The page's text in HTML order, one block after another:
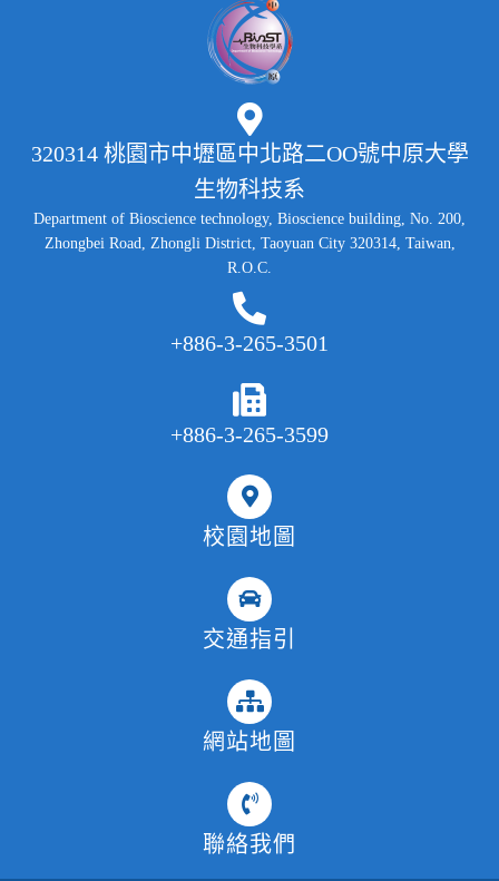
320314 桃園市中壢區中北路二OO號中原大學
生物科技系
Department of Bioscience technology, Bioscience building, No. 200,
Zhongbei Road, Zhongli District, Taoyuan City 320314, Taiwan,
R.O.C.
+886-3-265-3501
+886-3-265-3599
校園地圖
交通指引
網站地圖
聯絡我們